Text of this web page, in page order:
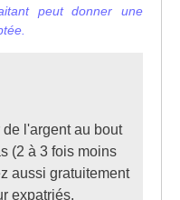
peut donner une
de l'argent au bout
(2 à 3 fois moins
aussi gratuitement
expatriés.